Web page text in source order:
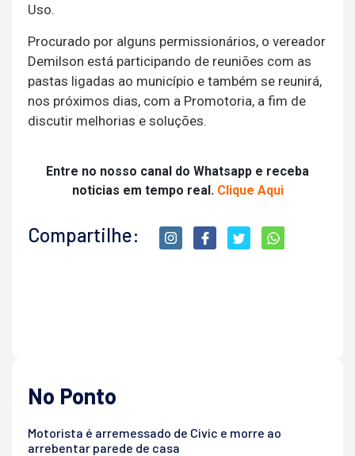
Uso.
Procurado por alguns permissionários, o vereador
Demilson está participando de reuniões com as
pastas ligadas ao município e também se reunirá,
nos próximos dias, com a Promotoria, a fim de
discutir melhorias e soluções.
Entre no nosso canal do Whatsapp e receba
noticias em tempo real. Clique Aqui
Compartilhe:
No Ponto
Motorista é arremessado de Civic e morre ao
arrebentar parede de casa